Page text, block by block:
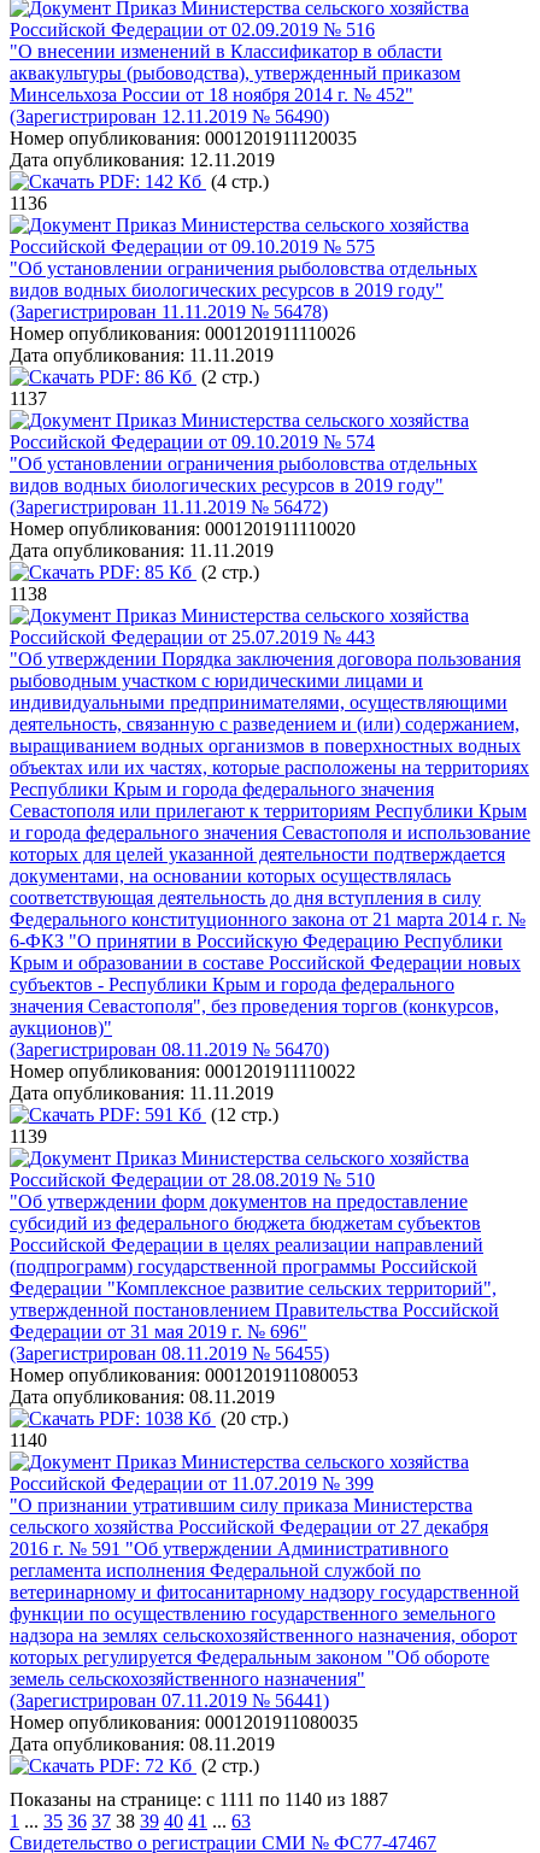
Приказ Министерства сельского хозяйства
Российской Федерации от 02.09.2019 № 516
"О внесении изменений в Классификатор в области
аквакультуры (рыбоводства), утвержденный приказом
Минсельхоза России от 18 ноября 2014 г. № 452"
(Зарегистрирован 12.11.2019 № 56490)
Номер опубликования: 0001201911120035
Дата опубликования: 12.11.2019
PDF: 142 Кб (4 стр.)
1136
Приказ Министерства сельского хозяйства
Российской Федерации от 09.10.2019 № 575
"Об установлении ограничения рыболовства отдельных
видов водных биологических ресурсов в 2019 году"
(Зарегистрирован 11.11.2019 № 56478)
Номер опубликования: 0001201911110026
Дата опубликования: 11.11.2019
PDF: 86 Кб (2 стр.)
1137
Приказ Министерства сельского хозяйства
Российской Федерации от 09.10.2019 № 574
"Об установлении ограничения рыболовства отдельных
видов водных биологических ресурсов в 2019 году"
(Зарегистрирован 11.11.2019 № 56472)
Номер опубликования: 0001201911110020
Дата опубликования: 11.11.2019
PDF: 85 Кб (2 стр.)
1138
Приказ Министерства сельского хозяйства
Российской Федерации от 25.07.2019 № 443
"Об утверждении Порядка заключения договора пользования
рыбоводным участком с юридическими лицами и
индивидуальными предпринимателями, осуществляющими
деятельность, связанную с разведением и (или) содержанием,
выращиванием водных организмов в поверхностных водных
объектах или их частях, которые расположены на территориях
Республики Крым и города федерального значения
Севастополя или прилегают к территориям Республики Крым
и города федерального значения Севастополя и использование
которых для целей указанной деятельности подтверждается
документами, на основании которых осуществлялась
соответствующая деятельность до дня вступления в силу
Федерального конституционного закона от 21 марта 2014 г. №
6-ФКЗ "О принятии в Российскую Федерацию Республики
Крым и образовании в составе Российской Федерации новых
субъектов - Республики Крым и города федерального
значения Севастополя", без проведения торгов (конкурсов,
аукционов)"
(Зарегистрирован 08.11.2019 № 56470)
Номер опубликования: 0001201911110022
Дата опубликования: 11.11.2019
PDF: 591 Кб (12 стр.)
1139
Приказ Министерства сельского хозяйства
Российской Федерации от 28.08.2019 № 510
"Об утверждении форм документов на предоставление
субсидий из федерального бюджета бюджетам субъектов
Российской Федерации в целях реализации направлений
(подпрограмм) государственной программы Российской
Федерации "Комплексное развитие сельских территорий",
утвержденной постановлением Правительства Российской
Федерации от 31 мая 2019 г. № 696"
(Зарегистрирован 08.11.2019 № 56455)
Номер опубликования: 0001201911080053
Дата опубликования: 08.11.2019
PDF: 1038 Кб (20 стр.)
1140
Приказ Министерства сельского хозяйства
Российской Федерации от 11.07.2019 № 399
"О признании утратившим силу приказа Министерства
сельского хозяйства Российской Федерации от 27 декабря
2016 г. № 591 "Об утверждении Административного
регламента исполнения Федеральной службой по
ветеринарному и фитосанитарному надзору государственной
функции по осуществлению государственного земельного
надзора на землях сельскохозяйственного назначения, оборот
которых регулируется Федеральным законом "Об обороте
земель сельскохозяйственного назначения"
(Зарегистрирован 07.11.2019 № 56441)
Номер опубликования: 0001201911080035
Дата опубликования: 08.11.2019
PDF: 72 Кб (2 стр.)
Показаны на странице: с 1111 по 1140 из 1887
1 ... 35 36 37 38 39 40 41 ... 63
Свидетельство о регистрации СМИ № ФС77-47467